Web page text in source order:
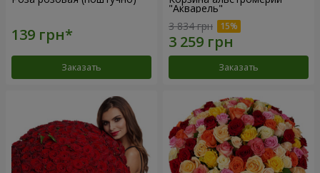
Заказать
"Акварель"
3 834 грн
Заказать